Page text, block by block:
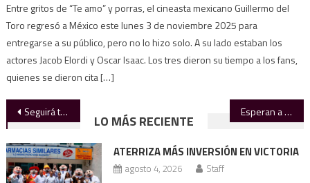
Entre gritos de “Te amo” y porras, el cineasta mexicano Guillermo del
Toro regresó a México este lunes 3 de noviembre 2025 para
entregarse a su público, pero no lo hizo solo. A su lado estaban los
actores Jacob Elordi y Oscar Isaac. Los tres dieron su tiempo a los fans,
quienes se dieron cita […]
Navegación
de
entradas
Seguirá tandeo en 40 colonias a pesar de disponibilidad de agua Esperan a 450 mil asistentes a la feria
LO MÁS RECIENTE
ATERRIZA MÁS INVERSIÓN EN VICTORIA
agosto 4, 2026 Staff